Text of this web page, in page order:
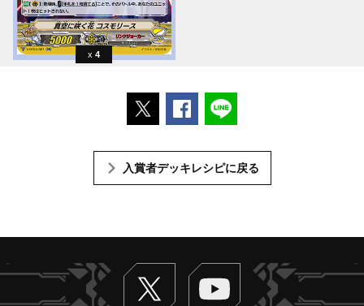
4
ポストするFacebookでシェアする
入賞者デッキレシピに戻る
Twitter ヴァンガードch